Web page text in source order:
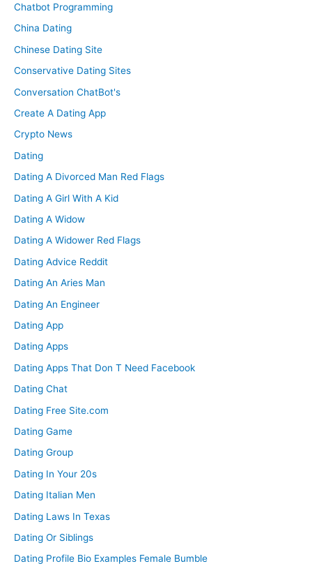
Chatbot Programming
China Dating
Chinese Dating Site
Conservative Dating Sites
Conversation ChatBot's
Create A Dating App
Crypto News
Dating
Dating A Divorced Man Red Flags
Dating A Girl With A Kid
Dating A Widow
Dating A Widower Red Flags
Dating Advice Reddit
Dating An Aries Man
Dating An Engineer
Dating App
Dating Apps
Dating Apps That Don T Need Facebook
Dating Chat
Dating Free Site.com
Dating Game
Dating Group
Dating In Your 20s
Dating Italian Men
Dating Laws In Texas
Dating Or Siblings
Dating Profile Bio Examples Female Bumble